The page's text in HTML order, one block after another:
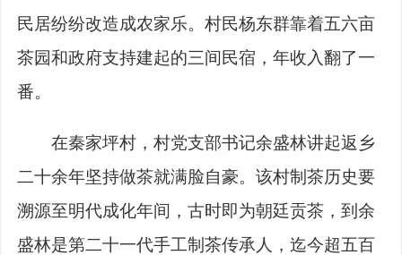
民居纷纷改造成农家乐。村民杨东群靠着五六亩
茶园和政府支持建起的三间民宿，年收入翻了一
番。
在秦家坪村，村党支部书记余盛林讲起返乡
二十余年坚持做茶就满脸自豪。该村制茶历史要
溯源至明代成化年间，古时即为朝廷贡茶，到余
盛林是第二十一代手工制茶传承人，迄今超五百